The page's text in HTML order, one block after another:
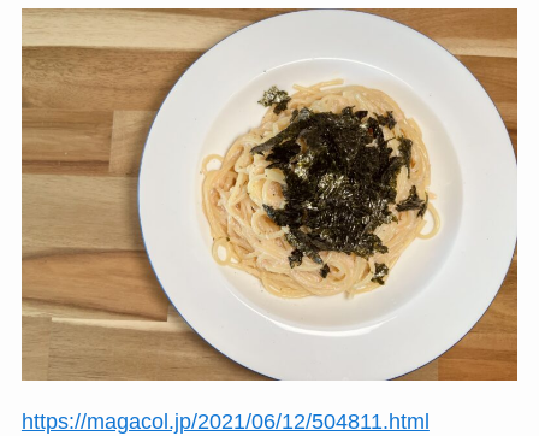
https://magacol.jp/2021/06/12/504811.html